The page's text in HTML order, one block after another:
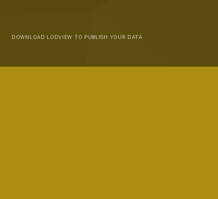
DOWNLOAD LODVIEW TO PUBLISH YOUR DATA